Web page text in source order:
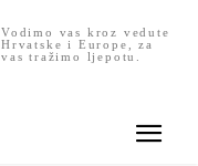
Vodimo vas kroz vedute
Hrvatske i Europe, za
vas tražimo ljepotu.